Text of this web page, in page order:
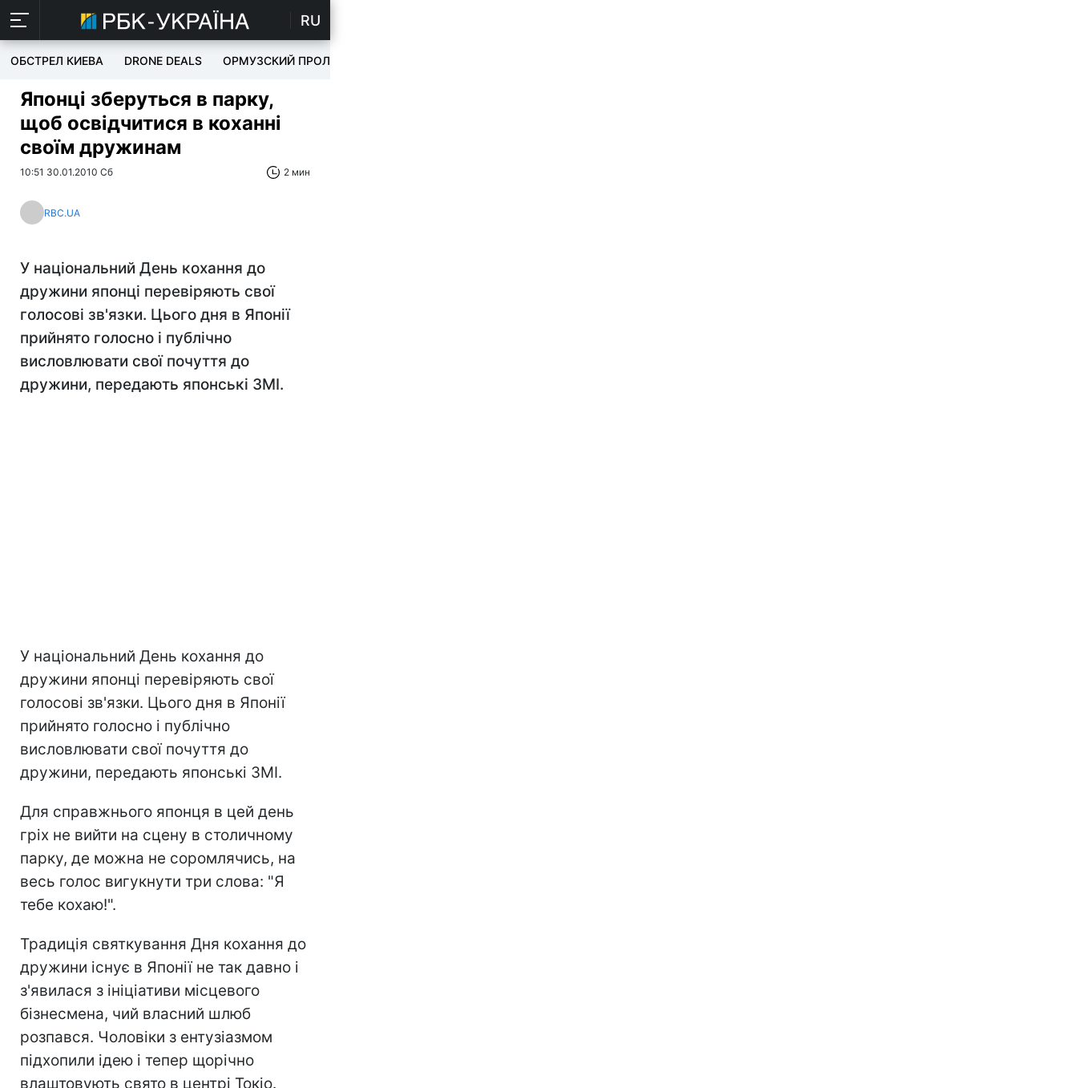
RU
ОБСТРЕЛ КИЕВА DRONE DEALS ОРМУЗСКИЙ ПРОЛИВ
Японці зберуться в парку,
щоб освідчитися в коханні
своїм дружинам
10:51 30.01.2010 Сб 2 мин
RBC.UA
У національний День кохання до
дружини японці перевіряють свої
голосові зв'язки. Цього дня в Японії
прийнято голосно і публічно
висловлювати свої почуття до
дружини, передають японські ЗМІ.
У національний День кохання до
дружини японці перевіряють свої
голосові зв'язки. Цього дня в Японії
прийнято голосно і публічно
висловлювати свої почуття до
дружини, передають японські ЗМІ.
Для справжнього японця в цей день
гріх не вийти на сцену в столичному
парку, де можна не соромлячись, на
весь голос вигукнути три слова: "Я
тебе кохаю!".
Традиція святкування Дня кохання до
дружини існує в Японії не так давно і
з'явилася з ініціативи місцевого
бізнесмена, чий власний шлюб
розпався. Чоловіки з ентузіазмом
підхопили ідею і тепер щорічно
влаштовують свято в центрі Токіо.